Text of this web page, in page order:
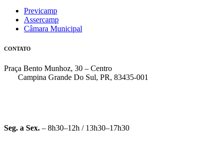
Previcamp
Assercamp
Câmara Municipal
CONTATO
Praça Bento Munhoz, 30 – Centro
Campina Grande Do Sul, PR, 83435-001
Seg. a Sex. – 8h30–12h / 13h30–17h30